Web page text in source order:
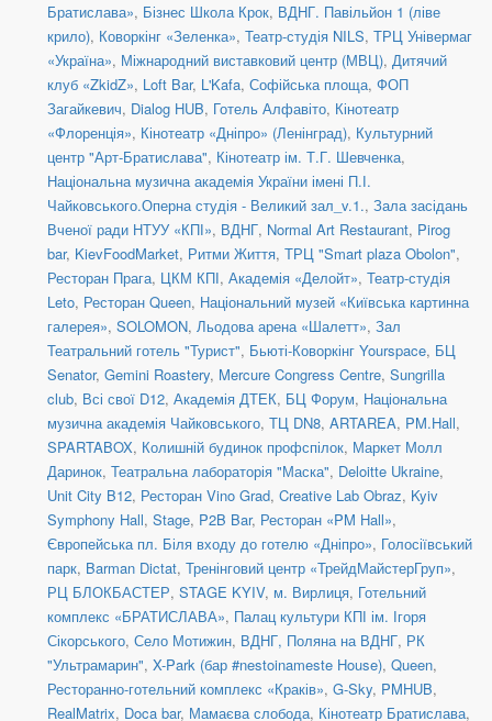
Братислава», Бізнес Школа Крок, ВДНГ. Павільйон 1 (ліве
крило), Коворкінг «Зеленка», Театр-студія NILS, ТРЦ Універмаг
«Україна», Міжнародний виставковий центр (МВЦ), Дитячий
клуб «ZkidZ», Loft Bar, L'Kafa, Софійська площа, ФОП
Загайкевич, Dialog HUB, Готель Алфавіто, Кінотеатр
«Флоренція», Кінотеатр «Дніпро» (Ленінград), Культурний
центр "Арт-Братислава", Кінотеатр ім. Т.Г. Шевченка,
Національна музична академія України імені П.І.
Чайковського.Оперна студія - Великий зал_v.1., Зала засідань
Вченої ради НТУУ «КПІ», ВДНГ, Normal Art Restaurant, Pirog
bar, KievFoodMarket, Ритми Життя, ТРЦ "Smart plaza Obolon",
Ресторан Прага, ЦКМ КПІ, Академія «Делойт», Театр-студія
Leto, Ресторан Queen, Національний музей «Київська картинна
галерея», SOLOMON, Льодова арена «Шалетт», Зал
Театральний готель "Турист", Бьюті-Коворкінг Yourspace, БЦ
Senator, Gemini Roastery, Mercure Congress Centre, Sungrilla
club, Всі свої D12, Академія ДТЕК, БЦ Форум, Національна
музична академія Чайковського, ТЦ DN8, ARTAREA, PM.Hall,
SPARTABOX, Колишній будинок профспілок, Маркет Молл
Даринок, Театральна лабораторія "Маска", Deloitte Ukraine,
Unit City B12, Ресторан Vino Grad, Creative Lab Obraz, Kyiv
Symphony Hall, Stage, P2B Bar, Ресторан «PM Hall»,
Європейська пл. Біля входу до готелю «Дніпро», Голосіївський
парк, Barman Dictat, Тренінговий центр «ТрейдМайстерГруп»,
РЦ БЛОКБАСТЕР, STAGE KYIV, м. Вирлиця, Готельний
комплекс «БРАТИСЛАВА», Палац культури КПІ ім. Ігоря
Сікорського, Село Мотижин, ВДНГ, Поляна на ВДНГ, РК
"Ультрамарин", X-Park (бар #nestoinameste House), Queen,
Ресторанно-готельний комплекс «Краків», G-Sky, PMHUB,
RealMatrix, Doca bar, Мамаєва слобода, Кінотеатр Братислава,